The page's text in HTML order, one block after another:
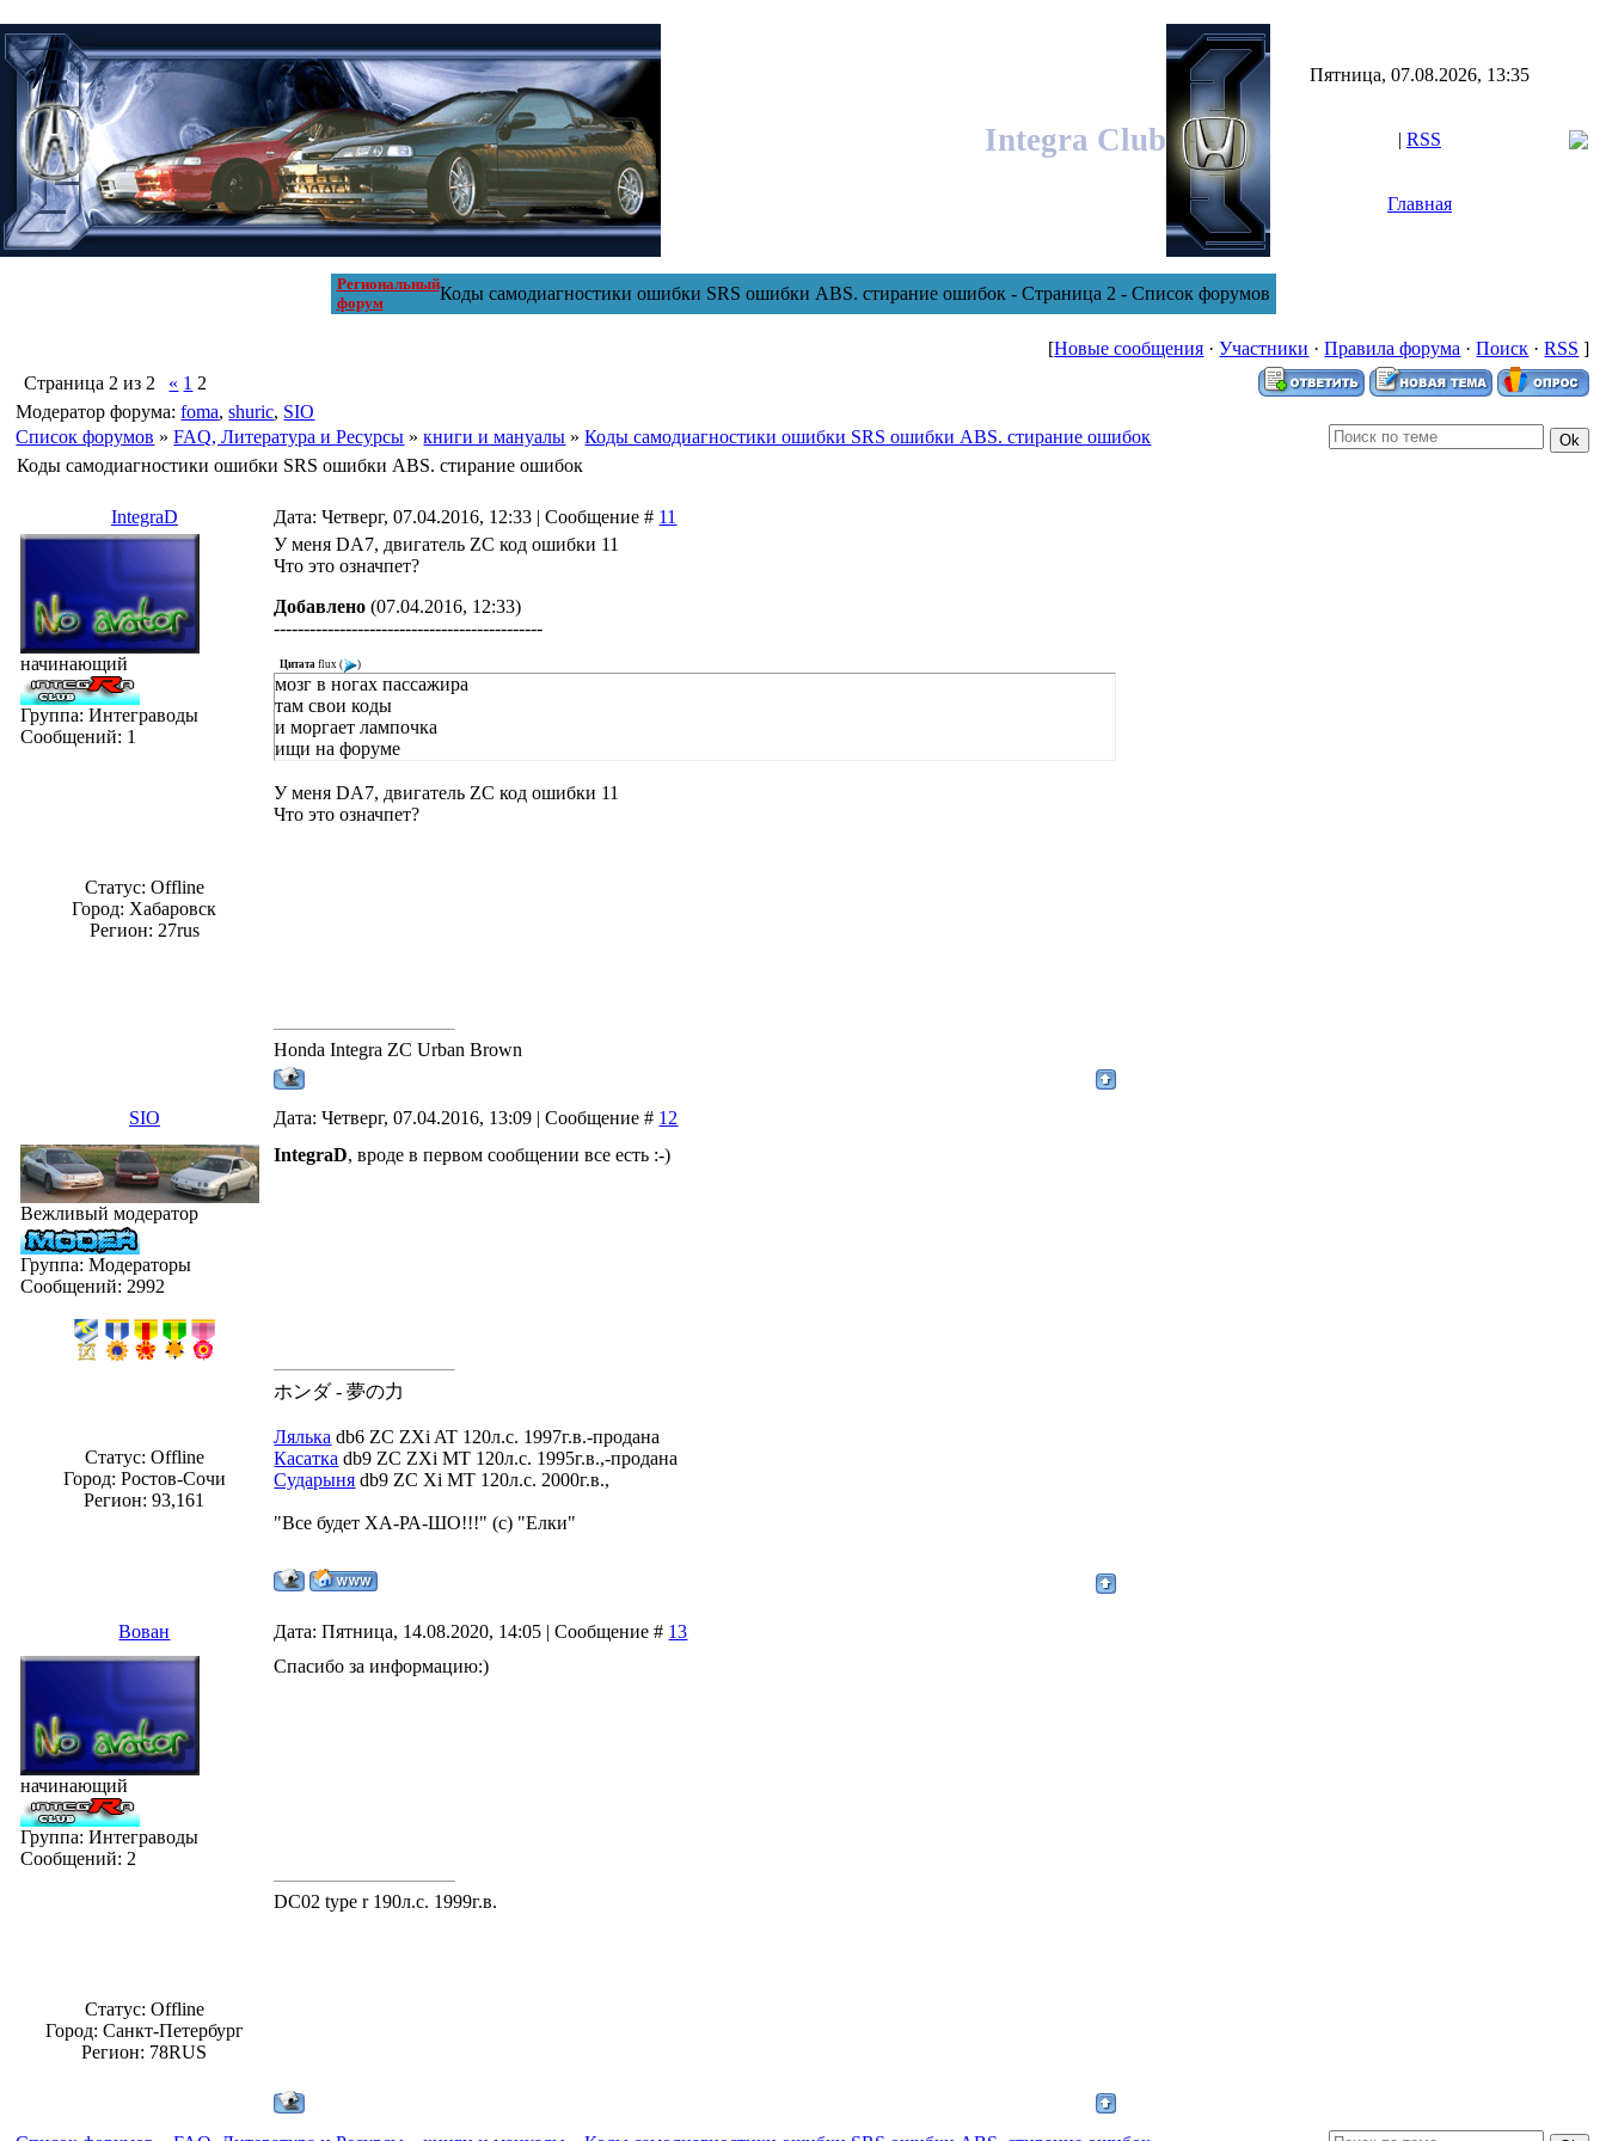
Integra Club
Пятница, 07.08.2026, 13:35
| RSS
Главная
Региональный
форум
Коды самодиагностики ошибки SRS ошибки ABS. стирание ошибок - Страница 2 - Список форумов
[Новые сообщения ·Участники ·Правила форума ·Поиск ·RSS ]
Страница 2 из 2 « 1 2
Модератор форума:foma,shuric, SIO
Список форумов » FAQ, Литература и Pесурсы » книги и мануалы » Коды самодиагностики ошибки SRS ошибки ABS. стирание ошибок
Коды самодиагностики ошибки SRS ошибки ABS. стирание ошибок
IntegraD Дата: Четверг, 07.04.2016, 12:33 | Сообщение # 11
начинающий
Группа: Интеграводы
Сообщений: 1
Статус: Offline
Город: Хабаровск
Регион: 27rus
У меня DA7, двигатель ZC код ошибки 11
Что это означпет?
Добавлено (07.04.2016, 12:33)
---------------------------------------------
Цитата flux ( )
мозг в ногах пассажира
там свои коды
и моргает лампочка
ищи на форуме
У меня DA7, двигатель ZC код ошибки 11
Что это означпет?
Honda Integra ZC Urban Brown
SIO Дата: Четверг, 07.04.2016, 13:09 | Сообщение # 12
Вежливый модератор
Группа: Модераторы
Сообщений: 2992
Статус: Offline
Город: Ростов-Сочи
Регион: 93,161
IntegraD, вроде в первом сообщении все есть :-)
ホンダ - 夢の力
Лялька db6 ZC ZXi AT 120л.с. 1997г.в.-продана
Касатка db9 ZC ZXi MT 120л.с. 1995г.в.,-продана
Сударыня db9 ZC Xi MT 120л.с. 2000г.в.,
"Все будет ХА-РА-ШО!!!" (с) "Елки"
Вован Дата: Пятница, 14.08.2020, 14:05 | Сообщение # 13
начинающий
Группа: Интеграводы
Сообщений: 2
Статус: Offline
Город: Санкт-Петербург
Регион: 78RUS
Спасибо за информацию:)
DC02 type r 190л.с. 1999г.в.